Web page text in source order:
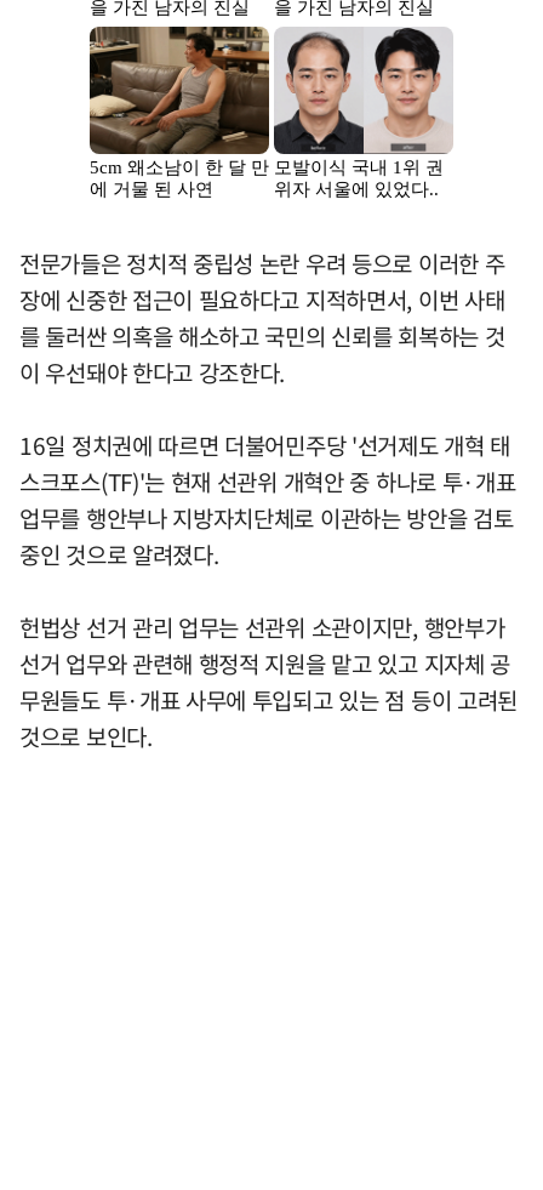
전문가들은 정치적 중립성 논란 우려 등으로 이러한 주
장에 신중한 접근이 필요하다고 지적하면서, 이번 사태
를 둘러싼 의혹을 해소하고 국민의 신뢰를 회복하는 것
이 우선돼야 한다고 강조한다.
16일 정치권에 따르면 더불어민주당 '선거제도 개혁 태
스크포스(TF)'는 현재 선관위 개혁안 중 하나로 투·개표
업무를 행안부나 지방자치단체로 이관하는 방안을 검토
중인 것으로 알려졌다.
헌법상 선거 관리 업무는 선관위 소관이지만, 행안부가
선거 업무와 관련해 행정적 지원을 맡고 있고 지자체 공
무원들도 투·개표 사무에 투입되고 있는 점 등이 고려된
것으로 보인다.